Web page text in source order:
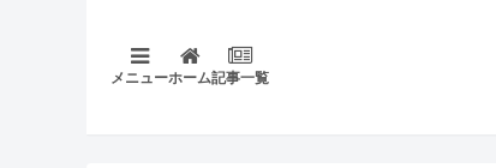
メニューホーム記事一覧